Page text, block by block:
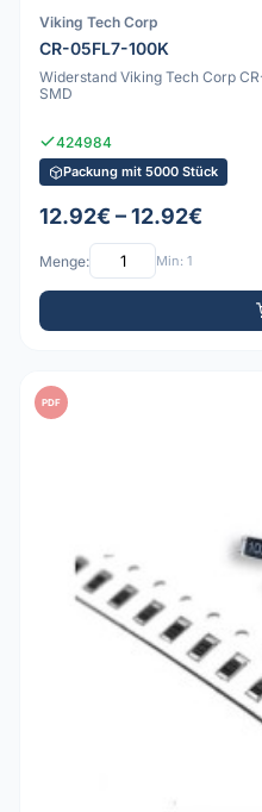
Viking Tech Corp
CR-05FL7-100K
Widerstand Viking Tech Corp
SMD
424984
Packung mit 5000 Stück
12.92€ – 12.92€
Menge: Min: 1
PDF